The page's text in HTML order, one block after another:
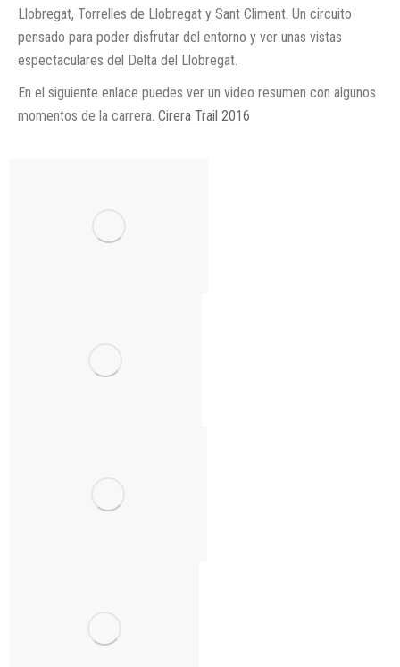
Llobregat, Torrelles de Llobregat y Sant Climent. Un circuito
pensado para poder disfrutar del entorno y ver unas vistas
espectaculares del Delta del Llobregat.
En el siguiente enlace puedes ver un video resumen con algunos
momentos de la carrera. Cirera Trail 2016